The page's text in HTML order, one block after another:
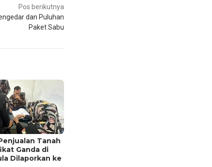
Pos berikutnya
dan Puluhan
Paket Sabu
Tanah
Ganda di
Dilaporkan ke